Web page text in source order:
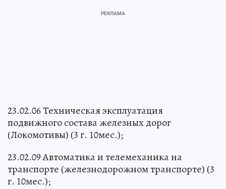
23.02.06 Техническая эксплуатация
подвижного состава железных дорог
(Локомотивы) (3 г. 10мес.);
23.02.09 Автоматика и телемеханика на
транспорте (железнодорожном транспорте) (3
г. 10мес.);